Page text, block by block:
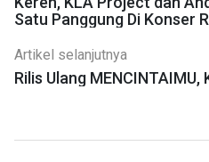
Satu Panggung Di Konser
Artikel selanjutnya
Rilis Ulang MENCINTAIMU,